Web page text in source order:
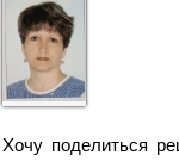
Хочу поделиться